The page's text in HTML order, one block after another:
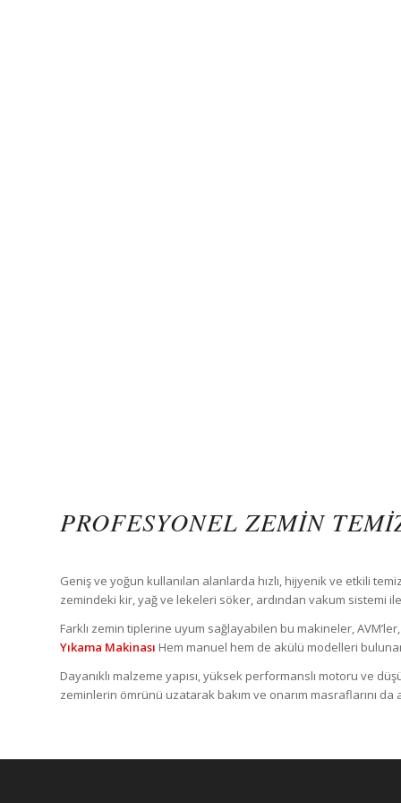
PROFESYONEL ZEMIN
Geniş ve yoğun kullanılan alanlarda hızlı, hijyenik ve etkili
zemindeki kir, yağ ve lekeleri söker, ardından vakum sistemi
Farklı zemin tiplerine uyum sağlayabilen bu makineler,
Yıkama Makinası Hem manuel hem de akülü modelleri
Dayanıklı malzeme yapısı, yüksek performanslı motoru ve
zeminlerin ömrünü uzatarak bakım ve onarım masraflarını da